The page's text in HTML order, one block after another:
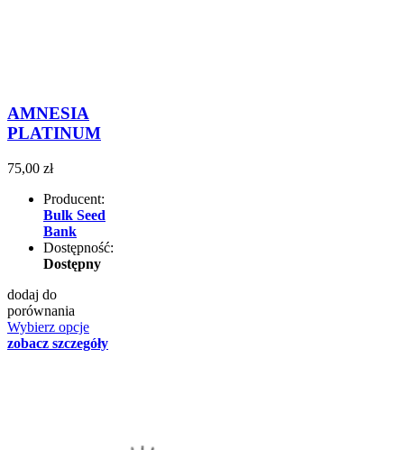
AMNESIA
PLATINUM
75,00 zł
Producent:
Bulk Seed
Bank
Dostępność:
Dostępny
dodaj do
porównania
Wybierz opcje
zobacz szczegóły